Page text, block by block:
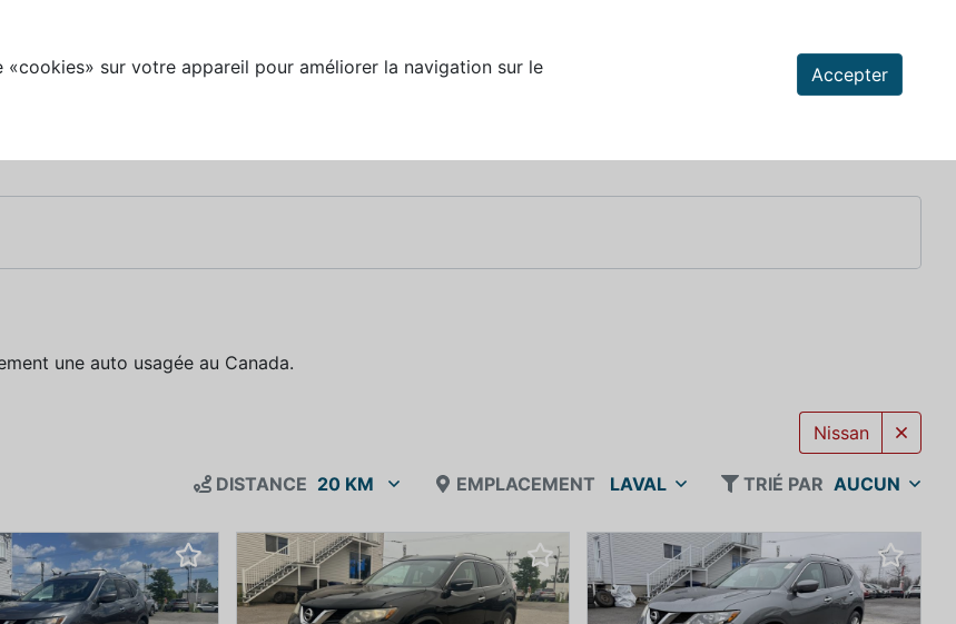
sur votre appareil pour améliorer la navigation sur le
Accepter
une auto usagée au Canada.
Nissan
DISTANCE 20 KM EMPLACEMENT LAVAL TRIÉ PAR AUCUN